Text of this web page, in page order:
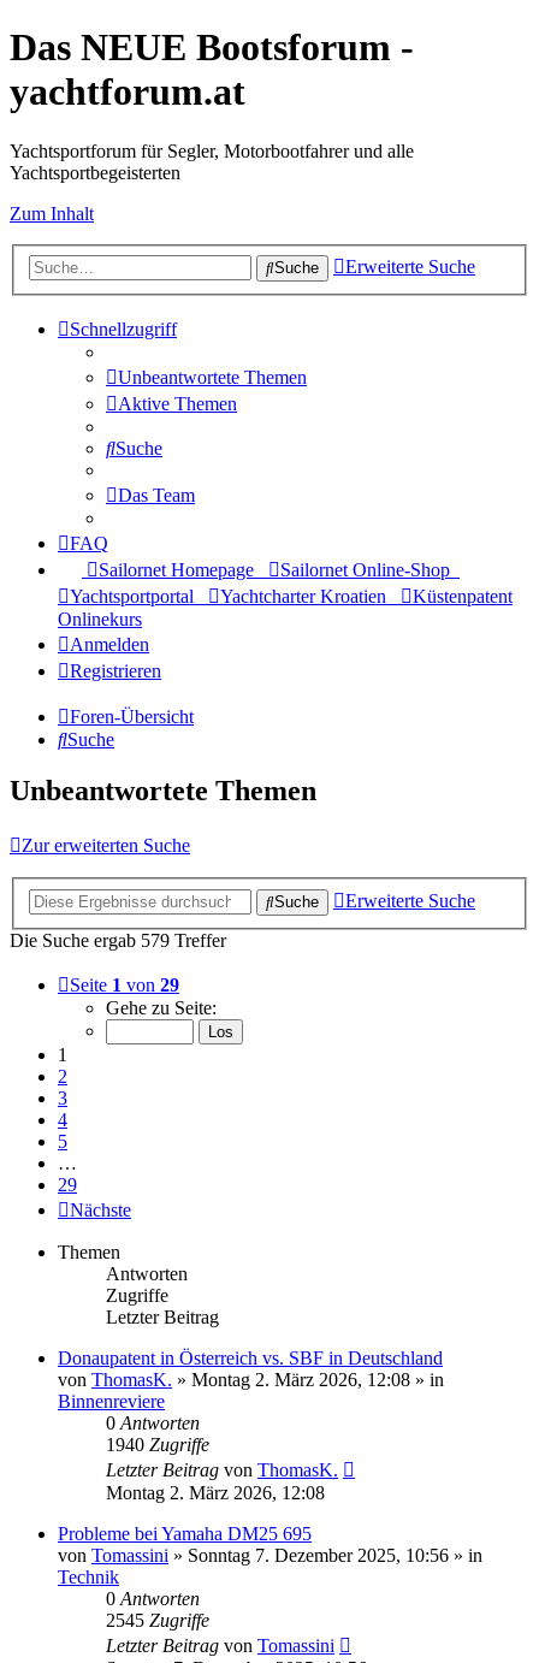
Das NEUE Bootsforum -
yachtforum.at
Yachtsportforum für Segler, Motorbootfahrer und alle
Yachtsportbegeisterten
Zum Inhalt
Suche Erweiterte Suche
Schnellzugriff
Unbeantwortete Themen
Aktive Themen
Suche
Das Team
FAQ
Sailornet Homepage
Sailornet Online-Shop
Yachtsportportal
Yachtcharter Kroatien
Küstenpatent
Onlinekurs
Anmelden
Registrieren
Foren-Übersicht
Suche
Unbeantwortete Themen
Zur erweiterten Suche
Suche
Erweiterte Suche
Die Suche ergab 579 Treffer
Seite 1 von 29
Gehe zu Seite:
1
2
3
4
5
…
29
Nächste
Themen
Antworten
Zugriffe
Letzter Beitrag
Donaupatent in Österreich vs. SBF in Deutschland
von ThomasK. » Montag 2. März 2026, 12:08 » in
Binnenreviere
0 Antworten
1940 Zugriffe
Letzter Beitrag von ThomasK.
Montag 2. März 2026, 12:08
Probleme bei Yamaha DM25 695
von Tomassini » Sonntag 7. Dezember 2025, 10:56 » in
Technik
0 Antworten
2545 Zugriffe
Letzter Beitrag von Tomassini